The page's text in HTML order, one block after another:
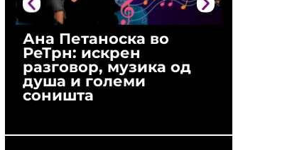
Ана Петаноска во
РеТрн: искрен
разговор, музика од
душа и големи
соништа